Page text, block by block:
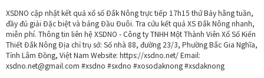
XSDNO cập nhật kết quả xổ số Đắk Nông trực tiếp 17h15 thứ Bảy hằng tuần,
đầy đủ giải Đặc biệt và bảng Đầu Đuôi. Tra cứu kết quả XS Đắk Nông nhanh,
miễn phí. Thông tin liên hệ XSDNO - Công ty TNHH Một Thành Viên Xổ Số Kiến
Thiết Đắk Nông Địa chỉ trụ sở: Số nhà 88, đường 23/3, Phường Bắc Gia Nghĩa,
Tỉnh Lâm Đồng, Việt Nam Website: https://xsdno.net/ Email:
xsdno.net@gmail.com #xsdno #sxdno #xosodaknong #xsdaknong